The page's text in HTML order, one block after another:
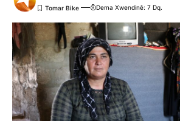
Dema Xwendinê: 7 Dq.